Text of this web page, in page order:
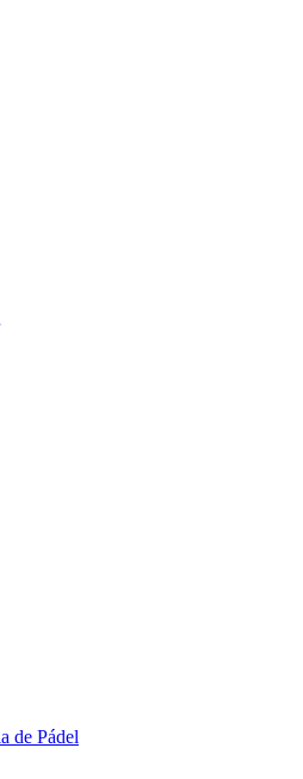
de Pádel